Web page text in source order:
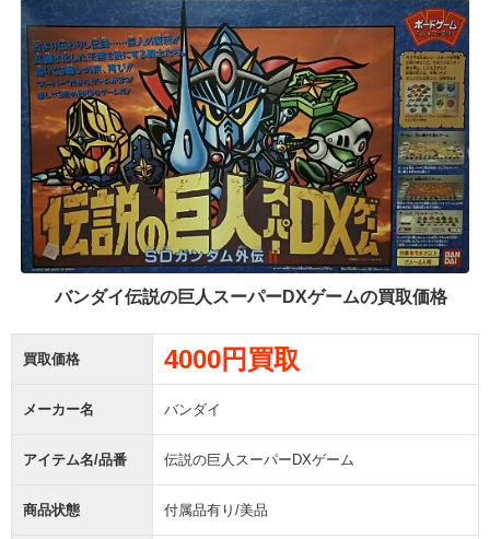
バンダイ伝説の巨人スーパーDXゲームの買取価格
買取価格 4000円買取
メーカー名 バンダイ
アイテム名/品番 伝説の巨人スーパーDXゲーム
商品状態 付属品有り/美品